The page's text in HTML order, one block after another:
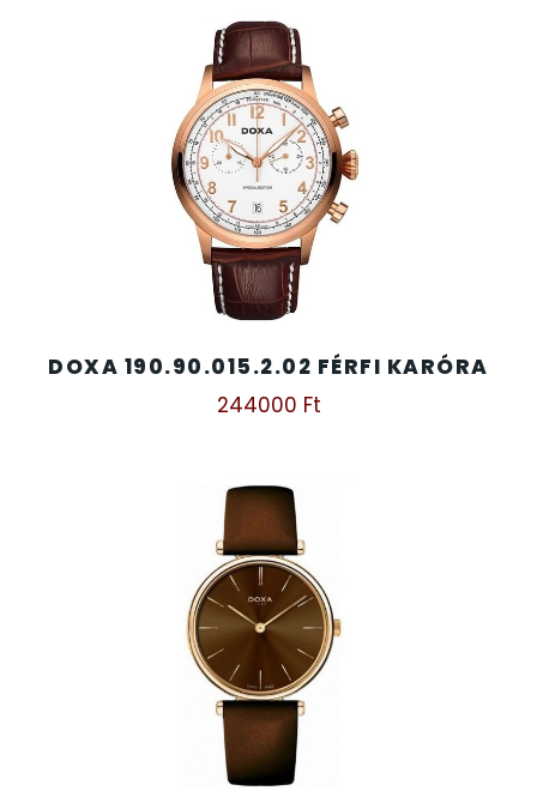
DOXA 190.90.015.2.02 FÉRFI KARÓRA
244000 Ft